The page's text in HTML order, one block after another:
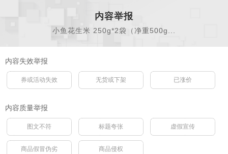
内容举报
小鱼花生米 250g*2袋（净重500g...
内容失效举报
券或活动失效 无货或下架 已涨价
内容质量举报
图文不符 标题夸张 虚假宣传
商品假冒伪劣 商品侵权